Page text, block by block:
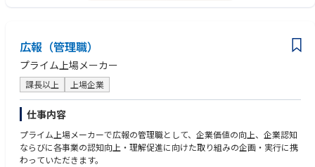
・新社名となり第二の創業期を迎え、さらにIPOを目指していくという他
では得られない重要なマイルストーンを経験でき、広報としてのスキルや
視座を大きく広げることができます。
・新社名への変更を契機にコーポレートブランディングに一層力を入れて
おり、広報の重要性も社内で高まっているため、戦略的な広報活動の立案
から実行まで主体的に関わることができます。
・経営企画部内に広報室があるため、事業戦略や経営方針の発信において
社長や役員と密に連携する機会が多く、経営に近い視点で広報業務に携わ
ることができます。
・周囲とコミュニケーションがスムーズにとれる方
・主体性・オーナーシップがあり、積極的に社内・社外に情報を取りに行
ったり、提案ができる方
・自ら課題を見つけ、周囲を巻き込みながら主体的に広報活動を推進でき
る方
・柔軟性があり、変化に対応できる方
広報（管理職）
プライム上場メーカー
課長以上 上場企業
仕事内容
プライム上場メーカーで広報の管理職として、企業価値の向上、企業認知
ならびに各事業の認知向上・理解促進に向けた取り組みの企画・実行に携
わっていただきます。